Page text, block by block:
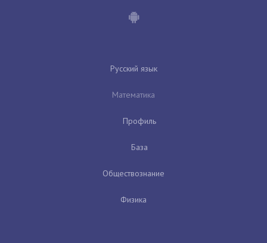
Русский язык
Математика
Профиль
База
Обществознание
Физика